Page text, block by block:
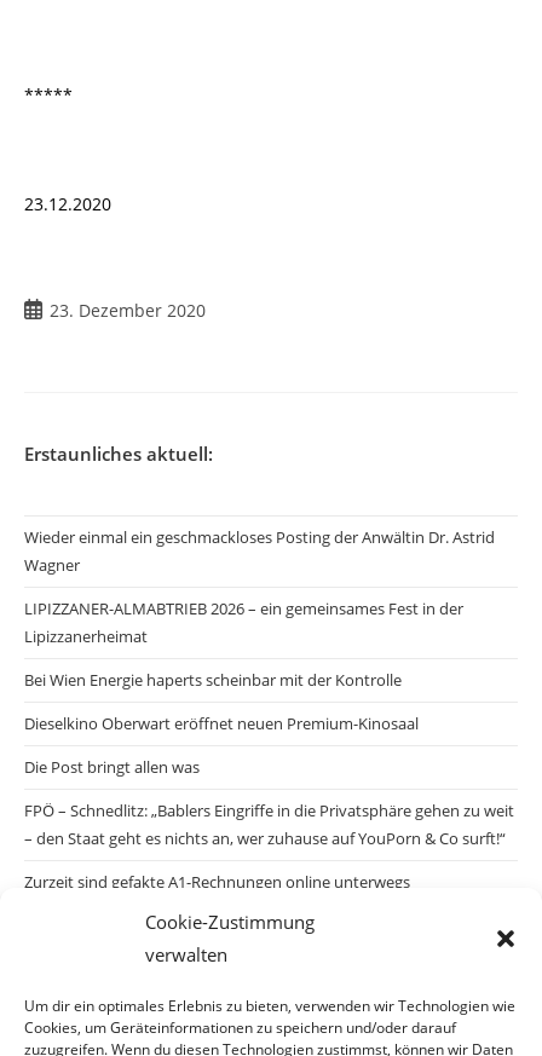
Cookie-Zustimmung
verwalten
Um dir ein optimales Erlebnis zu bieten, verwenden wir Technologien wie
Cookies, um Geräteinformationen zu speichern und/oder darauf
zuzugreifen. Wenn du diesen Technologien zustimmst, können wir Daten
*****
23.12.2020
23. Dezember 2020
Erstaunliches aktuell:
Wieder einmal ein geschmackloses Posting der Anwältin Dr. Astrid
Wagner
LIPIZZANER-ALMABTRIEB 2026 – ein gemeinsames Fest in der
Lipizzanerheimat
Bei Wien Energie haperts scheinbar mit der Kontrolle
Dieselkino Oberwart eröffnet neuen Premium-Kinosaal
Die Post bringt allen was
FPÖ – Schnedlitz: „Bablers Eingriffe in die Privatsphäre gehen zu weit
– den Staat geht es nichts an, wer zuhause auf YouPorn & Co surft!“
Zurzeit sind gefakte A1-Rechnungen online unterwegs
Salzburgs Juden und ihre Sicherheit: „Erst nach einem Anschlag wäre
die Gefahr endlich konkret!“
Biologisches Wunder in Ceuta
Ein vermeintliches Abschiebemärchen